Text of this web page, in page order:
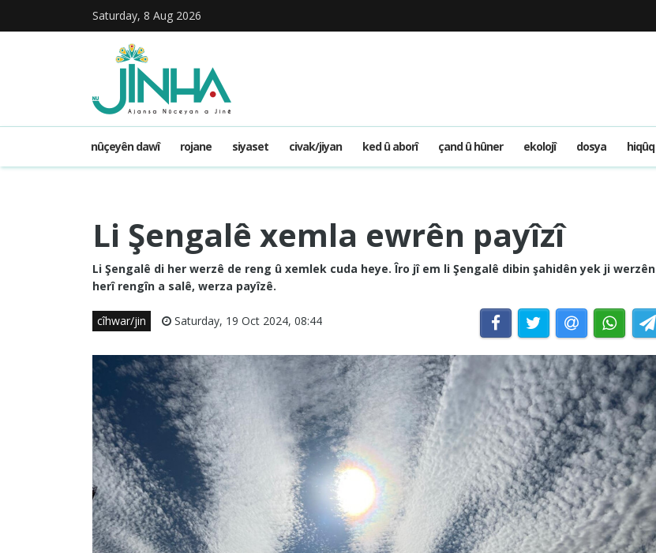
Saturday, 8 Aug 2026
nûçeyên dawî rojane siyaset civak/jiyan ked û aborî çand û hûner ekolojî dosya hiqûq
Li Şengalê xemla ewrên payîzî
Li Şengalê di her werzê de reng û xemlek cuda heye. Îro jî em li Şengalê dibin şahidên yek ji werzên
herî rengîn a salê, werza payîzê.
cîhwar/jin Saturday, 19 Oct 2024, 08:44